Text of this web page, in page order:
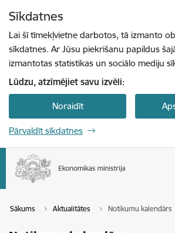
Sīkdatnes
Lai šī tīmekļvietne darbotos, tā izmanto
sīkdatnes. Ar Jūsu piekrišanu papildus
izmantotas statistikas un sociālo mediju
Lūdzu, atzīmējiet savu izvēli:
Noraidīt
Pārvaldīt sīkdatnes
Sākums Aktualitātes Notikumu kalendārs